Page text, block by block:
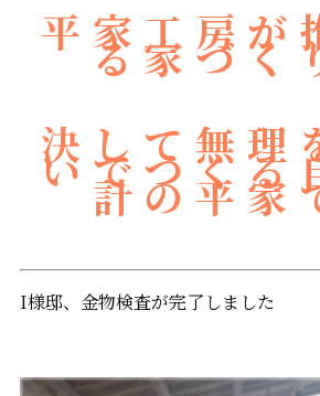
平家工房が
る家づく
決して無理
いでつくる
計の平家
I様邸、金物検査が完了しました